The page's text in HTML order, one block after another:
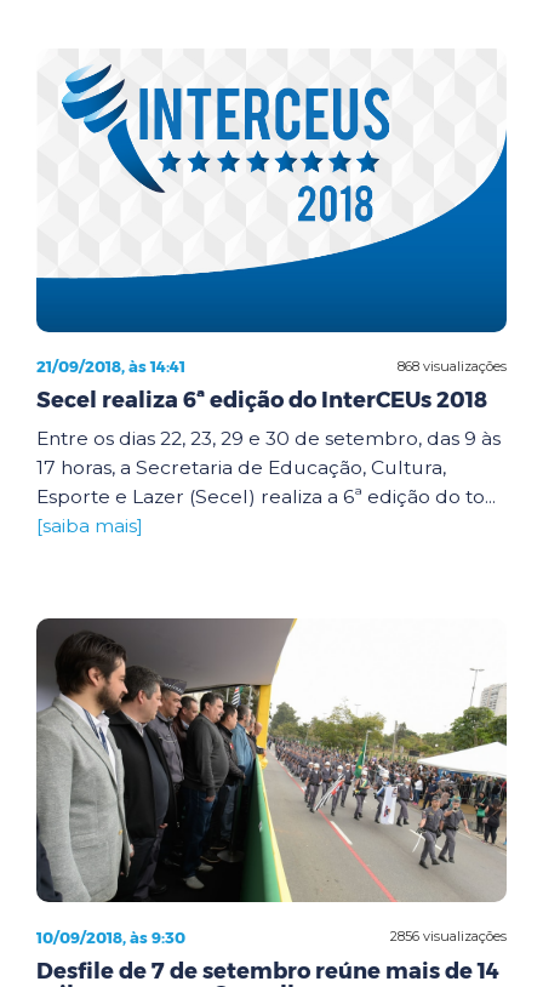
868 visualizações
21/09/2018, às 14:41
Secel realiza 6ª edição do InterCEUs 2018
Entre os dias 22, 23, 29 e 30 de setembro, das 9 às
17 horas, a Secretaria de Educação, Cultura,
Esporte e Lazer (Secel) realiza a 6ª edição do to...
[saiba mais]
2856 visualizações
10/09/2018, às 9:30
Desfile de 7 de setembro reúne mais de 14